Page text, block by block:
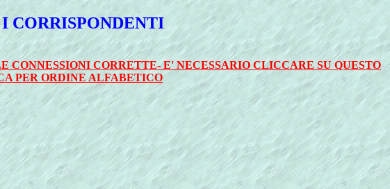
CORRISPONDENTI
CORRETTE- E' NECESSARIO CLICCARE SU QUESTO
PER ORDINE ALFABETICO